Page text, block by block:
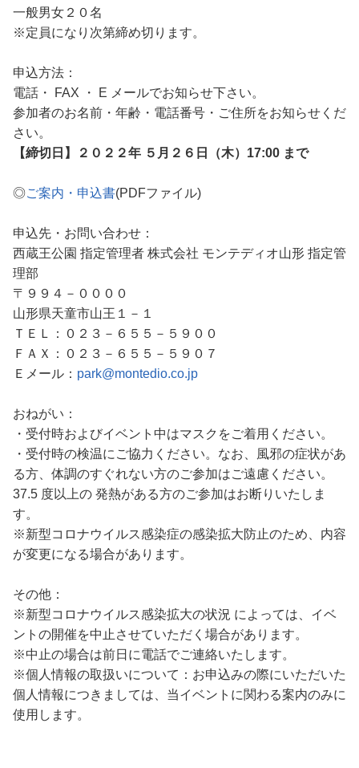
一般男女２０名
※定員になり次第締め切ります。
申込方法：
電話・ FAX ・ E メールでお知らせ下さい。
参加者のお名前・年齢・電話番号・ご住所をお知らせくだ
さい。
【締切日】２０２２年 ５月２６日（木）17:00 まで
◎ご案内・申込書(PDFファイル)
申込先・お問い合わせ：
西蔵王公園 指定管理者 株式会社 モンテディオ山形 指定管
理部
〒９９４－００００
山形県天童市山王１－１
ＴＥＬ：０２３－６５５－５９００
ＦＡＸ：０２３－６５５－５９０７
Ｅメール： park@montedio.co.jp
おねがい：
・受付時およびイベント中はマスクをご着用ください。
・受付時の検温にご協力ください。なお、風邪の症状があ
る方、体調のすぐれない方のご参加はご遠慮ください。
37.5 度以上の 発熱がある方のご参加はお断りいたしま
す。
※新型コロナウイルス感染症の感染拡大防止のため、内容
が変更になる場合があります。
その他：
※新型コロナウイルス感染拡大の状況 によっては、イベ
ントの開催を中止させていただく場合があります。
※中止の場合は前日に電話でご連絡いたします。
※個人情報の取扱いについて：お申込みの際にいただいた
個人情報につきましては、当イベントに関わる案内のみに
使用します。